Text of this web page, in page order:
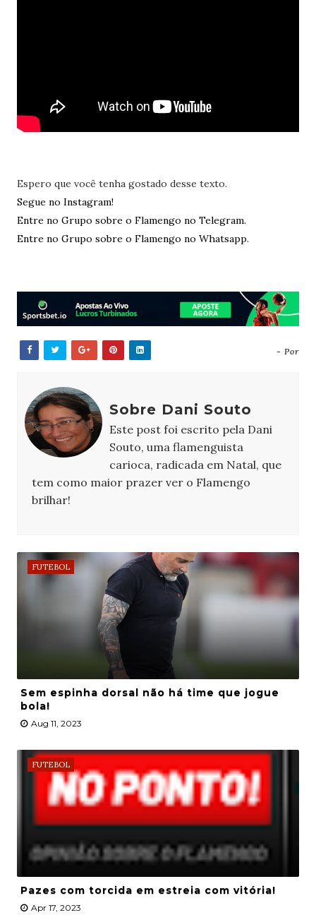
Espero que você tenha gostado desse texto.
Segue no Instagram!
Entre no Grupo sobre o Flamengo no Telegram.
Entre no Grupo sobre o Flamengo no Whatsapp.
- Por
Sobre Dani Souto
Este post foi escrito pela Dani
Souto, uma flamenguista
carioca, radicada em Natal, que
tem como maior prazer ver o Flamengo
brilhar!
FUTEBOL
Sem espinha dorsal não há time que jogue
bola!
Aug 11, 2023
FUTEBOL
Pazes com torcida em estreia com vitória!
Apr 17, 2023